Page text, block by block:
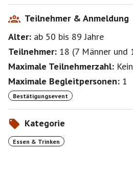
Teilnehmer & Anmeldung
Alter: ab 50 bis 89Jahre
Teilnehmer: 18 (7 Männer und
Maximale Teilnehmerzahl:
Maximale Begleitpersonen: 1
Bestätigungsevent
Kategorie
Essen & Trinken